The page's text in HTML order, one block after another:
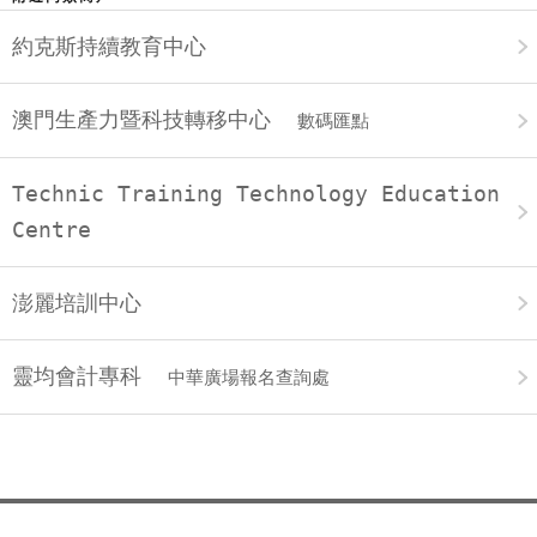
約克斯持續教育中心
澳門生產力暨科技轉移中心 數碼匯點
Technic Training Technology Education
Centre
澎麗培訓中心
靈均會計專科 中華廣場報名查詢處